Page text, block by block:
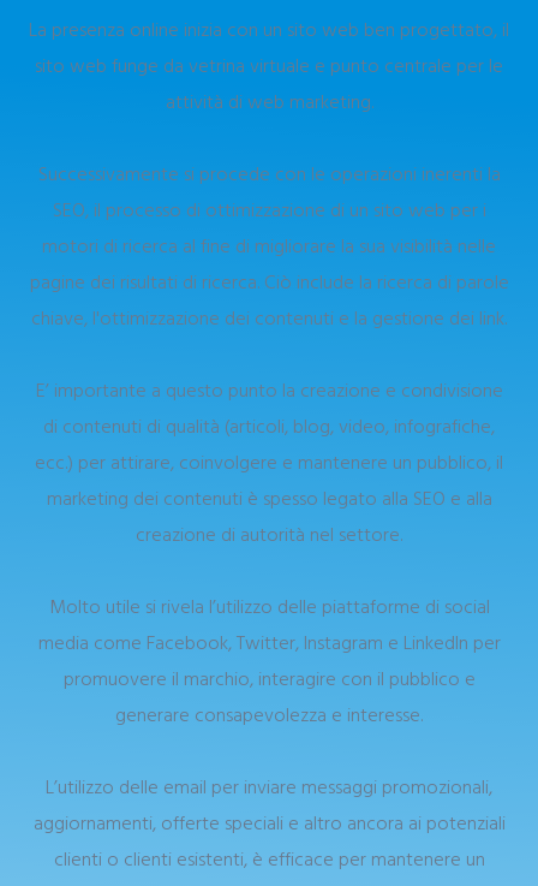
La presenza online inizia con un sito web ben progettato, il
sito web funge da vetrina virtuale e punto centrale per le
attività di web marketing.
Successivamente si procede con le operazioni inerenti la
SEO, il processo di ottimizzazione di un sito web per i
motori di ricerca al fine di migliorare la sua visibilità nelle
pagine dei risultati di ricerca. Ciò include la ricerca di parole
chiave, l'ottimizzazione dei contenuti e la gestione dei link.
E’ importante a questo punto la creazione e condivisione
di contenuti di qualità (articoli, blog, video, infografiche,
ecc.) per attirare, coinvolgere e mantenere un pubblico, il
marketing dei contenuti è spesso legato alla SEO e alla
creazione di autorità nel settore.
Molto utile si rivela l’utilizzo delle piattaforme di social
media come Facebook, Twitter, Instagram e LinkedIn per
promuovere il marchio, interagire con il pubblico e
generare consapevolezza e interesse.
L’utilizzo delle email per inviare messaggi promozionali,
aggiornamenti, offerte speciali e altro ancora ai potenziali
clienti o clienti esistenti, è efficace per mantenere un